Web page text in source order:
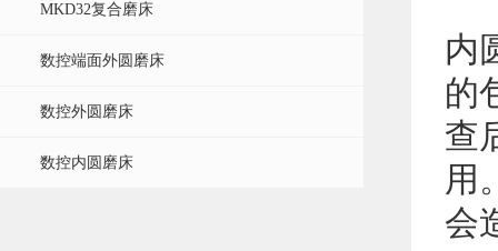
MKD32复合磨床
数控端面外圆磨床
数控外圆磨床
数控内圆磨床
内
的
查
用
会